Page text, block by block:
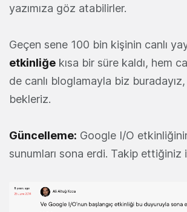
yazımıza göz atabilirler.
Geçen sene 100 bin kişinin canlı
etkinliğe kısa bir süre kaldı, hem
de canlı bloglamayla biz
bekleriz.
Güncelleme: Google I/O
sunumları sona erdi. Takip ettiğiniz